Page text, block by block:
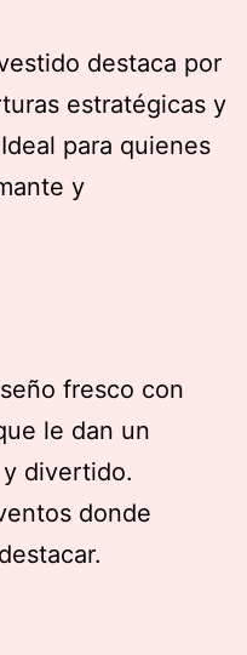
destaca por
estratégicas y
para quienes
y
fresco con
le dan un
divertido.
donde